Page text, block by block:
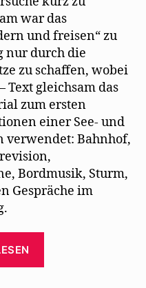
war das
und freisen“ zu
nur durch die
zu schaffen, wobei
Text gleichsam das
zum ersten
einer See- und
verwendet: Bahnhof,
Bordmusik, Sturm,
Gespräche im